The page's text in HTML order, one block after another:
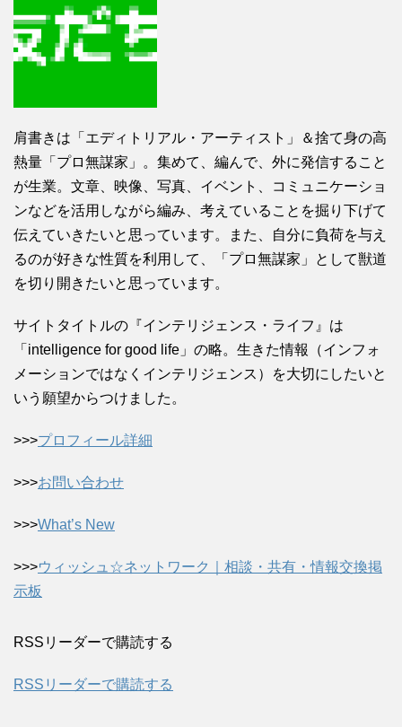
肩書きは「エディトリアル・アーティスト」＆捨て身の高
熱量「プロ無謀家」。集めて、編んで、外に発信すること
が生業。文章、映像、写真、イベント、コミュニケーショ
ンなどを活用しながら編み、考えていることを掘り下げて
伝えていきたいと思っています。また、自分に負荷を与え
るのが好きな性質を利用して、「プロ無謀家」として獣道
を切り開きたいと思っています。
サイトタイトルの『インテリジェンス・ライフ』は
「intelligence for good life」の略。生きた情報（インフォ
メーションではなくインテリジェンス）を大切にしたいと
いう願望からつけました。
>>>プロフィール詳細
>>>お問い合わせ
>>>What’s New
>>>ウィッシュ☆ネットワーク｜相談・共有・情報交換掲
示板
RSSリーダーで購読する
RSSリーダーで購読する